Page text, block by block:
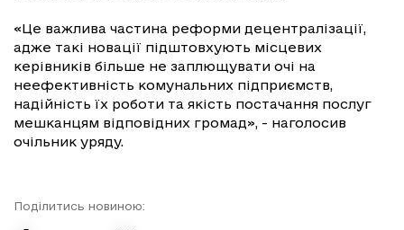
«Це важлива частина реформи децентралізації,
адже такі новації підштовхують місцевих
керівників більше не заплющувати очі на
неефективність комунальних підприємств,
надійність їх роботи та якість постачання послуг
мешканцям відповідних громад», - наголосив
очільник уряду.
Поділитись новиною: